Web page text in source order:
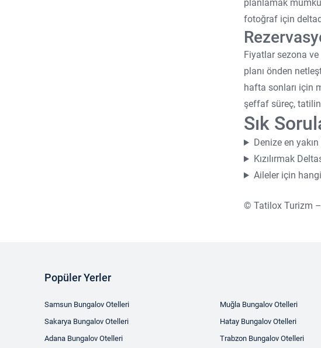
planlamak
fotoğraf için
Fiyatlar sezona
planı önden
hafta sonları için
şeffaf süreç,
Sık
Denize en
Kızılırmak
Aileler için
© Tatilox Turizm –
Popüler Yerler
Samsun Bungalov Otelleri
Sakarya Bungalov Otelleri
Adana Bungalov Otelleri
Muğla Bungalov Otelleri
Hatay Bungalov Otelleri
Trabzon Bungalov Otelleri